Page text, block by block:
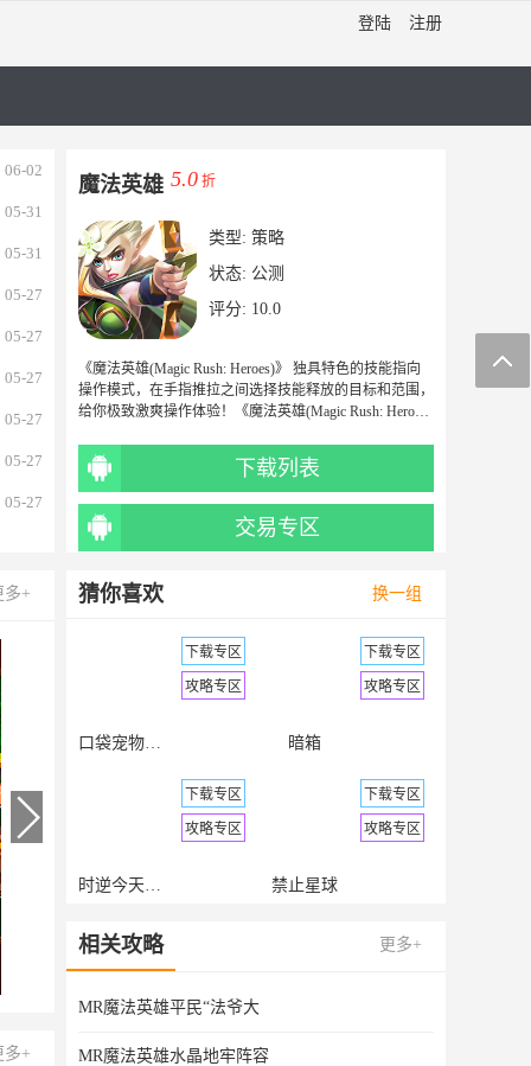
登陆 注册
06-02
05-31
05-31
05-27
05-27
05-27
05-27
05-27
05-27
多+
多+
魔法英雄 5.0 折
类型: 策略
状态: 公测
评分: 10.0
《魔法英雄(Magic Rush: Heroes)》 独具特色的技能指向
操作模式，在手指推拉之间选择技能释放的目标和范围，
给你极致激爽操作体验！《魔法英雄(Magic Rush: Heroe
和千变万化的策略塔防玩法，一款游戏多重的享受，在
《魔法英雄》中你一定能找到喜欢的部份 —— 然后渐渐
下载列表
交易专区
折扣充值
猜你喜欢 换一组
口袋宠物世界手游版
下载专区
攻略专区
暗箱
下载专区
攻略专区
时逆今天也在被迫拯救世界
下载专区
攻略专区
禁止星球
下载专区
攻略专区
下载专区
相关攻略 更多+
MR魔法英雄平民“法爷大
MR魔法英雄水晶地牢阵容